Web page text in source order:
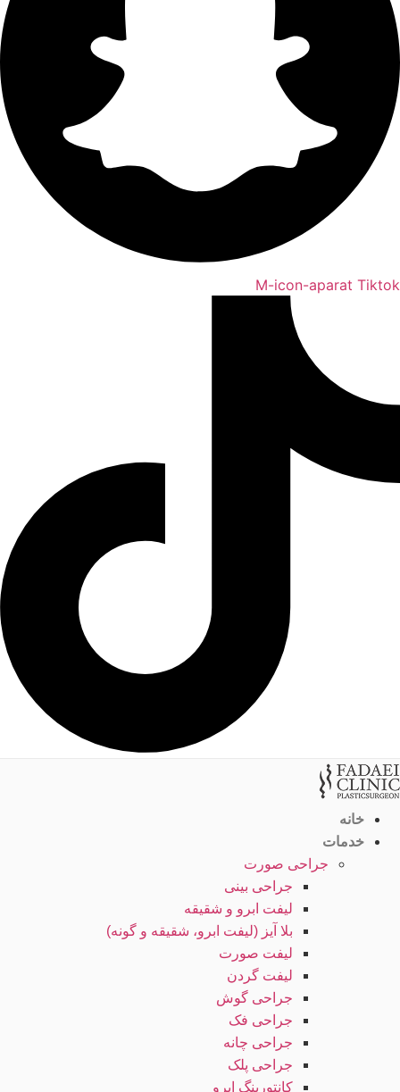
M-icon-aparat Tiktok
خانه
خدمات
جراحی صورت
جراحی بینی
لیفت ابرو و شقیقه
بلا آیز (لیفت ابرو، شقیقه و گونه)
لیفت صورت
لیفت گردن
جراحی گوش
جراحی فک
جراحی چانه
جراحی پلک
کانتورینگ ابرو